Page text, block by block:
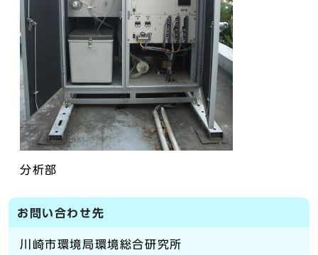
分析部
お問い合わせ先
川崎市環境局環境総合研究所